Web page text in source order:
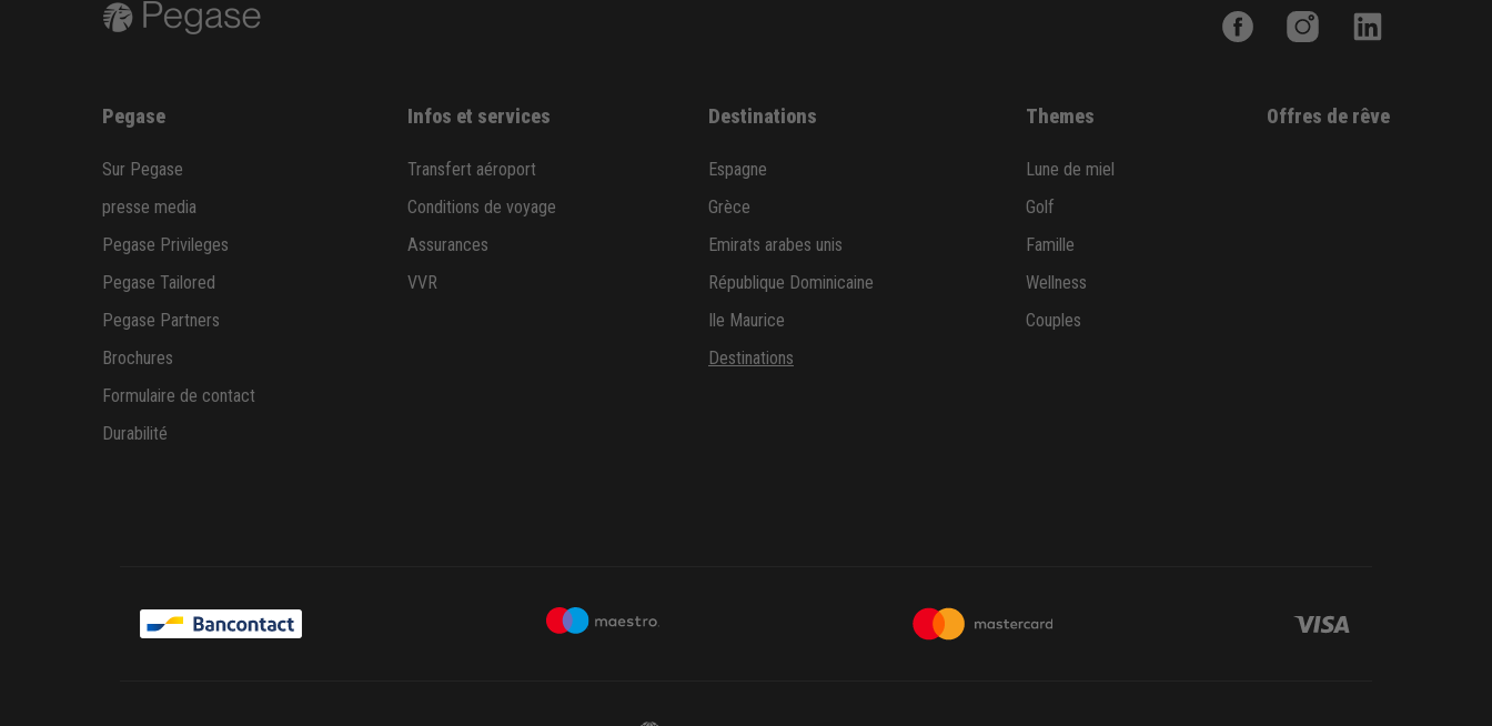
Pegase
Sur Pegase
presse media
Pegase Privileges
Pegase Tailored
Pegase Partners
Brochures
Formulaire de contact
Durabilité
Infos et services
Transfert aéroport
Conditions de voyage
Assurances
VVR
Destinations
Espagne
Grèce
Emirats arabes unis
République Dominicaine
Ile Maurice
Destinations
Themes
Lune de miel
Golf
Famille
Wellness
Couples
Offres de rêve